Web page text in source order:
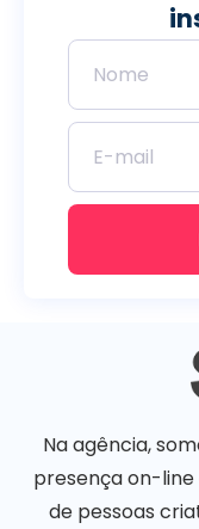
Na agência,
presença on-line
de pessoas